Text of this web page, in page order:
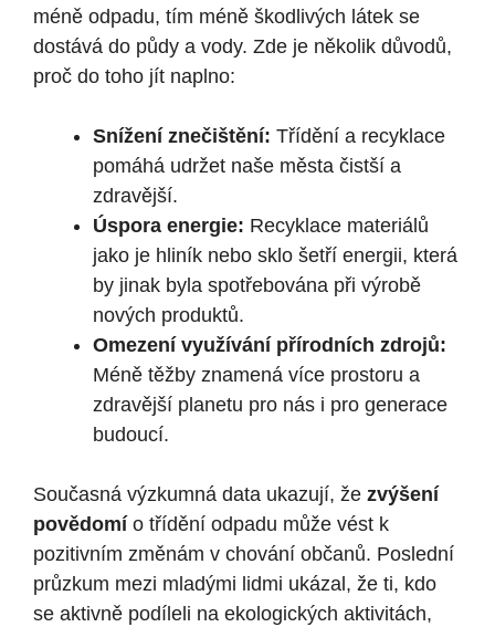
méně odpadu, tím méně škodlivých látek se
dostává do půdy a vody. Zde je několik důvodů,
proč do toho jít naplno:
Snížení znečištění: Třídění a recyklace
pomáhá udržet naše města čistší a
zdravější.
Úspora energie: Recyklace materiálů
jako je hliník nebo sklo šetří energii, která
by jinak byla spotřebována při výrobě
nových produktů.
Omezení využívání přírodních zdrojů:
Méně těžby znamená více prostoru a
zdravější planetu pro nás i pro generace
budoucí.
Současná výzkumná data ukazují, že zvýšení
povědomí o třídění odpadu může vést k
pozitivním změnám v chování občanů. Poslední
průzkum mezi mladými lidmi ukázal, že ti, kdo
se aktivně podíleli na ekologických aktivitách,